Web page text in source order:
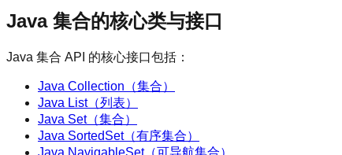
Java 集合的核心类与接口
Java 集合 API 的核心接口包括：
Java Collection（集合）
Java List（列表）
Java Set（集合）
Java SortedSet（有序集合）
Java NavigableSet（可导航集合）